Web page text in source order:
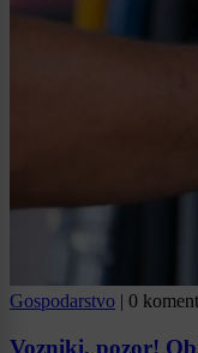
Gospodarstvo | 0
Vozniki, pozor!